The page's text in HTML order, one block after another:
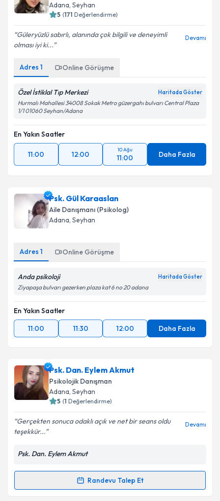
E-posta Adresiniz
Metni'ni okudum ve kişisel verilerimin belirtilen
Takvim Talebini Gönder
Adana, Seyhan
5 (171 Değerlendirme)
Güleryüzlü sabırlı, alanında çok bilgili ve deneyimli
olması iyi ki...
Devamı
Adres 1 Online Görüşme
Özel İstiklal Tıp Merkezi Haritada Göster
Hurmalı Mahallesi 34008 Sokak Metro güzergahı bulvarı Central Plaza
1/1 01060 Seyhan/Adana
En Yakın Saatler
11:00 12:00
10 Ağu
11:00 Daha Fazla
Psk. Gül Karaaslan
Aile Danışmanı (Psikolog)
Adana, Seyhan
Adres 1 Online Görüşme
Anda psikoloji Haritada Göster
Ziyapaşa bulvarı gezerken plaza kat 6 no 20 adana
En Yakın Saatler
11:00
11:30 12:00 Daha Fazla
Psk. Dan. Eylem Akmut
Psikolojik Danışman
Adana, Seyhan
5 (1 Değerlendirme)
Gerçekten sonuca odaklı açık ve net bir seans oldu
teşekkür...
Devamı
Psk. Dan. Eylem Akmut
Randevu Talep Et
Randevu Takvimi Talebi